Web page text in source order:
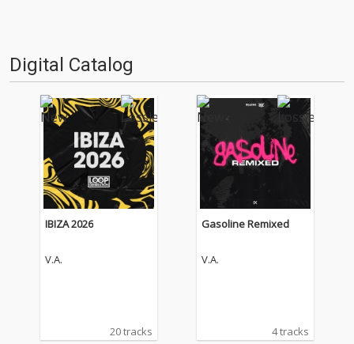
Digital Catalog
IBIZA 2026
V.A.
20 tracks
Gasoline Remixed
V.A.
4 tracks